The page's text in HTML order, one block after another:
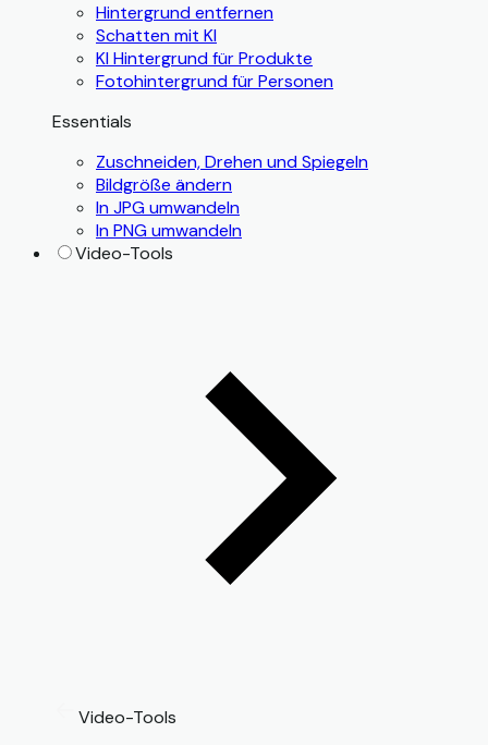
Hintergrund entfernen
Schatten mit KI
KI Hintergrund für Produkte
Fotohintergrund für Personen
Essentials
Zuschneiden, Drehen und Spiegeln
Bildgröße ändern
In JPG umwandeln
In PNG umwandeln
Video-Tools
Video-Tools